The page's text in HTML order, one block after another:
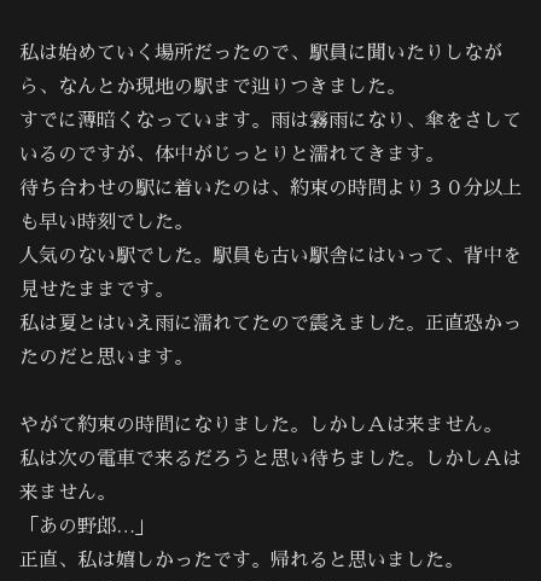
私は始めていく場所だったので、駅員に聞いたりしなが
ら、なんとか現地の駅まで辿りつきました。
すでに薄暗くなっています。雨は霧雨になり、傘をさして
いるのですが、体中がじっとりと濡れてきます。
待ち合わせの駅に着いたのは、約束の時間より３０分以上
も早い時刻でした。
人気のない駅でした。駅員も古い駅舎にはいって、背中を
見せたままです。
私は夏とはいえ雨に濡れてたので震えました。正直恐かっ
たのだと思います。
やがて約束の時間になりました。しかしＡは来ません。
私は次の電車で来るだろうと思い待ちました。しかしＡは
来ません。
「あの野郎…」
正直、私は嬉しかったです。帰れると思いました。